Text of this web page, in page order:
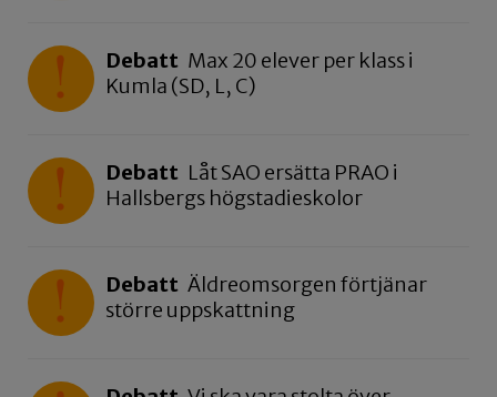
Debatt Max 20 elever per klass i
Kumla (SD, L, C)
Debatt Låt SAO ersätta PRAO i
Hallsbergs högstadieskolor
Debatt Äldreomsorgen förtjänar
större uppskattning